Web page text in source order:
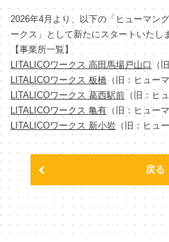
2026年4月より、以下の「ヒューマン
ークス」として新たにスタートいたし
【事業所一覧】
LITALICOワークス 高田馬場戸山口 （
LITALICOワークス 板橋（旧：ヒュー
LITALICOワークス 葛西駅前 （旧：ヒ
LITALICOワークス 亀有（旧：ヒュー
LITALICOワークス 新小岩（旧：ヒュ
戻る